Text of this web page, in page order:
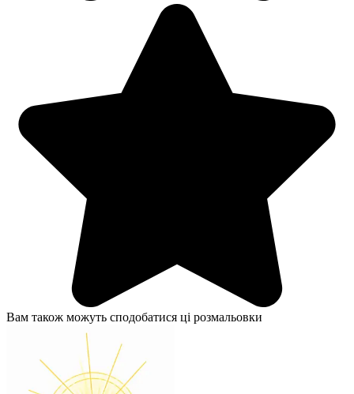
Вам також можуть сподобатися ці розмальовки